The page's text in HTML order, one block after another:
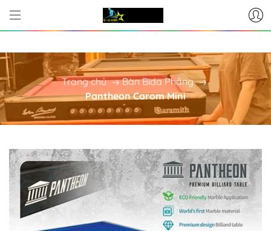
CƠ SỞ CUNG CẤP BÀN BI-A -
Trang chủ
Bàn Bida Phăng
Pantheon Carom Mini